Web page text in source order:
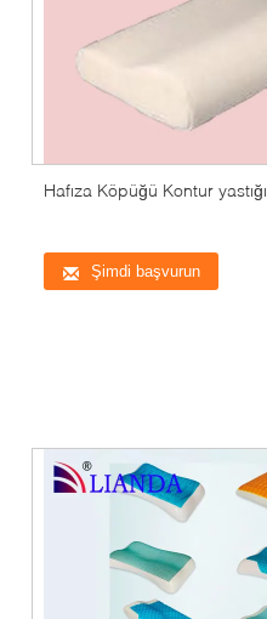
Hafıza Köpüğü Kontur yastığı
Şimdi başvurun